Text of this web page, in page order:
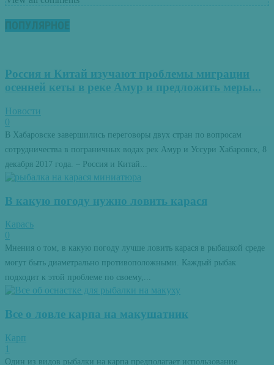
ПОПУЛЯРНОЕ
Россия и Китай изучают проблемы миграции
осенней кеты в реке Амур и предложить меры...
Новости
0
В Хабаровске завершились переговоры двух стран по вопросам
сотрудничества в пограничных водах рек Амур и Уссури Хабаровск, 8
декабря 2017 года. – Россия и Китай...
В какую погоду нужно ловить карася
Карась
0
Мнения о том, в какую погоду лучше ловить карася в рыбацкой среде
могут быть диаметрально противоположными. Каждый рыбак
подходит к этой проблеме по своему,...
Все о ловле карпа на макушатник
Карп
1
Один из видов рыбалки на карпа предполагает использование